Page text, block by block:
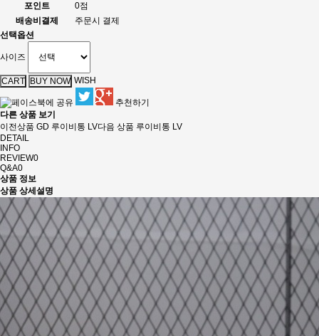
포인트
0점
배송비결제
주문시 결제
선택옵션
사이즈
WISH
추천하기
다른 상품 보기
이전상품 GD 루이비통 LV다음 상품 루이비통 LV
DETAIL
INFO
REVIEW0
Q&A0
상품 정보
상품 상세설명